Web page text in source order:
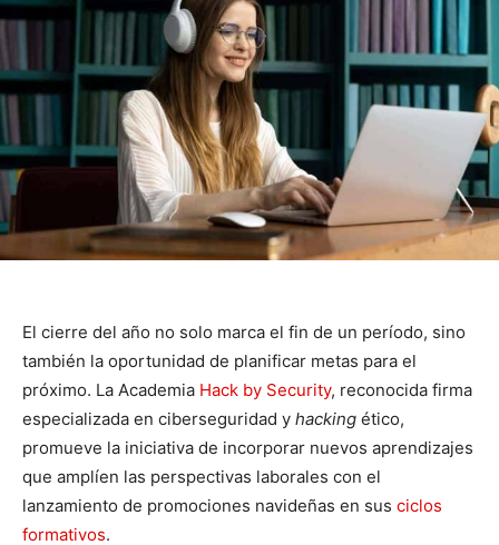
El cierre del año no solo marca el fin de un período, sino
también la oportunidad de planificar metas para el
próximo. La Academia Hack by Security, reconocida firma
especializada en ciberseguridad y hacking ético,
promueve la iniciativa de incorporar nuevos aprendizajes
que amplíen las perspectivas laborales con el
lanzamiento de promociones navideñas en sus ciclos
formativos.